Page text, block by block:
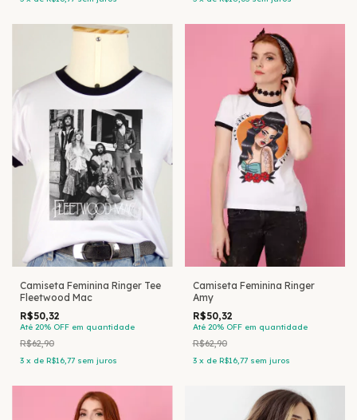
Camiseta Feminina Ringer Tee
Fleetwood Mac
R$50,32
Até 20% OFF em quantidade
R$62,90
3 x de R$16,77 sem juros
Camiseta Feminina Ringer
Amy
R$50,32
Até 20% OFF em quantidade
R$62,90
3 x de R$16,77 sem juros